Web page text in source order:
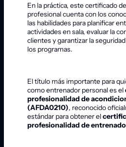
En la práctica, este certificado
profesional cuenta con los
las habilidades para planificar
actividades en sala, evaluar la
clientes y garantizar la
los programas.
El título más importante para
como entrenador personal es el
profesionalidad de
(AFDA0210), reconocido
estándar para obtener el
profesionalidad de